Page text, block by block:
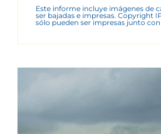
Este informe incluye imágenes de
ser bajadas e impresas. Copyright
sólo pueden ser impresas junto